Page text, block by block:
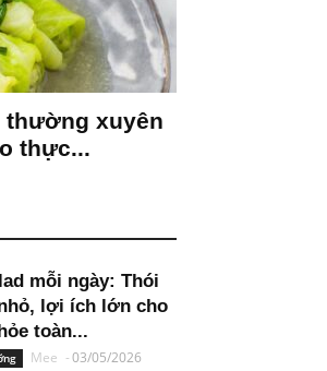
xuyên
thực...
mỗi ngày: Thói
lợi ích lớn cho
toàn...
Mee -03/05/2026